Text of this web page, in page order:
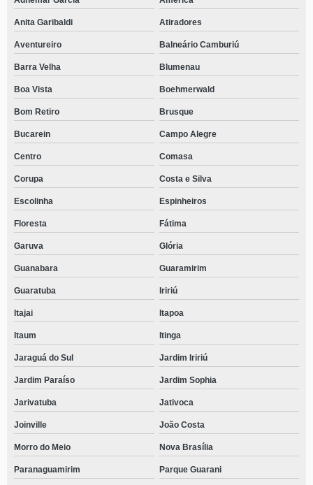
Anita Garibaldi Atiradores
Aventureiro Balneário Camburiú
Barra Velha Blumenau
Boa Vista Boehmerwald
Bom Retiro Brusque
Bucarein Campo Alegre
Centro Comasa
Corupa Costa e Silva
Escolinha Espinheiros
Floresta Fátima
Garuva Glória
Guanabara Guaramirim
Guaratuba Iririú
Itajai Itapoa
Itaum Itinga
Jaraguá do Sul Jardim Iririú
Jardim Paraíso Jardim Sophia
Jarivatuba Jativoca
Joinville João Costa
Morro do Meio Nova Brasília
Paranaguamirim Parque Guarani